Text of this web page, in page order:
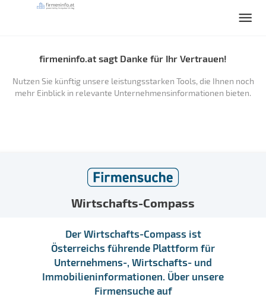
firmeninfo.at sagt Danke für Ihr Vertrauen!
Nutzen Sie künftig unsere leistungsstarken Tools, die Ihnen noch
mehr Einblick in relevante Unternehmensinformationen bieten.
Wirtschafts-Compass
Der Wirtschafts-Compass ist
Österreichs führende Plattform für
Unternehmens-, Wirtschafts- und
Immobilieninformationen. Über unsere
Firmensuche auf